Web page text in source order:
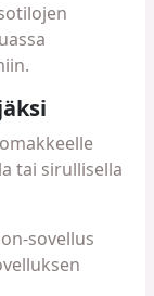
tai sirullisella
sovellus